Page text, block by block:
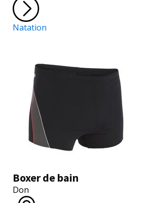
Natation
Boxer de bain
Don